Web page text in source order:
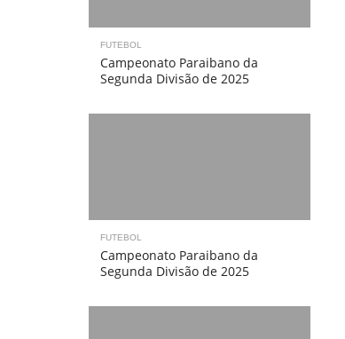
FUTEBOL
Campeonato Paraibano da
Segunda Divisão de 2025
FUTEBOL
Campeonato Paraibano da
Segunda Divisão de 2025